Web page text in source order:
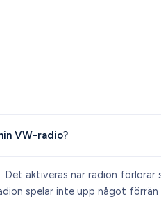
VW-radio?
Det aktiveras när radion
spelar inte upp något